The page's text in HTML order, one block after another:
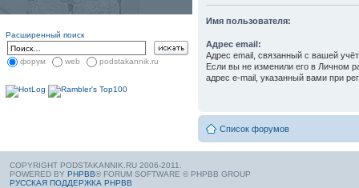
Расширенный поиск
форум web podstakannik.ru
Имя пользователя:
Адрес email:
Адрес email, связанный с вашей
Если вы не изменили его в Личном
адрес e-mail, указанный вами при
Список форумов
COPYRIGHT PODSTAKANNIK.RU 2006-2011.
POWERED BY PHPBB® FORUM SOFTWARE © PHPBB GROUP
РУССКАЯ ПОДДЕРЖКА PHPBB